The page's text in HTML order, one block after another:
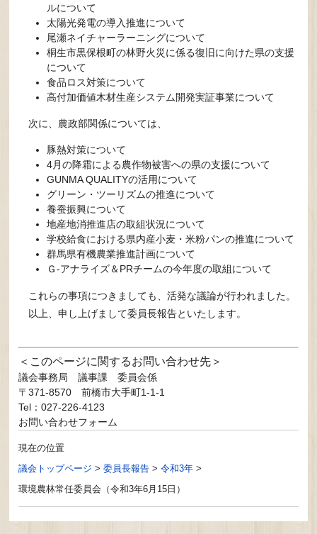
ルについて
太陽光発電の導入推進について
尾瀬ネイチャーラーニングについて
桐生市黒保根町の林野火災に係る復旧に向けた県の支援
について
食品ロス対策について
高付加価値木材生産システム開発実証事業について
次に、農政部関係については、
豚熱対策について
4月の降霜による農作物被害への県の支援について
GUNMA QUALITYの活用について
グリーン・ツーリズムの推進について
養蚕振興について
地産地消推進店の取組状況について
学校給食における県内産小麦・米粉パンの推進について
群馬県有機農業推進計画について
Ｇ-アナライズ＆PRチームの今年度の取組について
これらの事項につきましても、活発な議論が行われました。
以上、申し上げまして委員長報告といたします。
このページに関するお問い合わせ先
議会事務局
議事課 委員会係
〒371-8570
前橋市大手町1-1-1
Tel：027-226-4123
お問い合わせフォーム
現在の位置
議会トップページ >委員長報告 >令和3年 >
環境農林常任委員会（令和3年6月15日）